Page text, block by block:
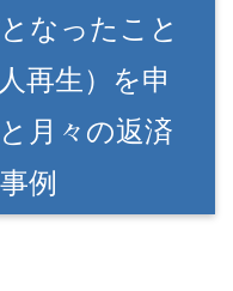
なったこと
再生）を申
月々の返済
例